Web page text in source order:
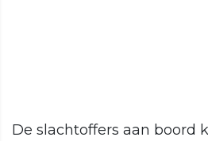
De slachtoffers aan boord